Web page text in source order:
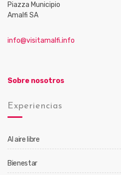
Piazza Municipio
Amalfi SA
info@visitamalfi.info
Sobre nosotros
Experiencias
Al aire libre
Bienestar